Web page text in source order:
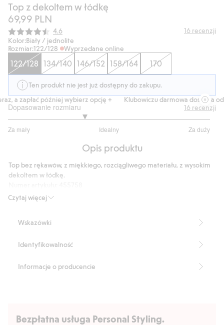
Top z dekoltem w łódkę
69,99 PLN
Średnia ocena:
4.6 16 recenzji
Kolor:Biały / jednolite
Rozmiar:122/128 Wyprzedane online
122/128 134/140 146/152 158/164 170
Ten produkt nie jest już dostępny do zakupu.
a zapłać później wybierz opcję +
Klubowiczu darmowa dostawa od
Dopasowanie rozmiaru
Za mały Idealny Za duży
na
12
głosów
16 recenzji
Opis produktu
Czytaj więcej
Top bez rękawów, z miękkiego, rozciągliwego materiału, z wysokim
dekoltem w łódkę.
Wskazówki
Identyfikowalność
Informacje o producencie
Bezpłatna usługa Personal Styling.